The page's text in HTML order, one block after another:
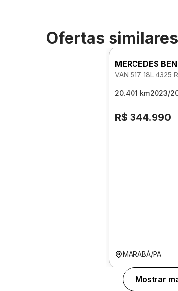
Ofertas
MERCEDES
VAN 517 18L 4325
20.401 km2023/
R$ 344.990
MARABÁ/PA
Mostrar